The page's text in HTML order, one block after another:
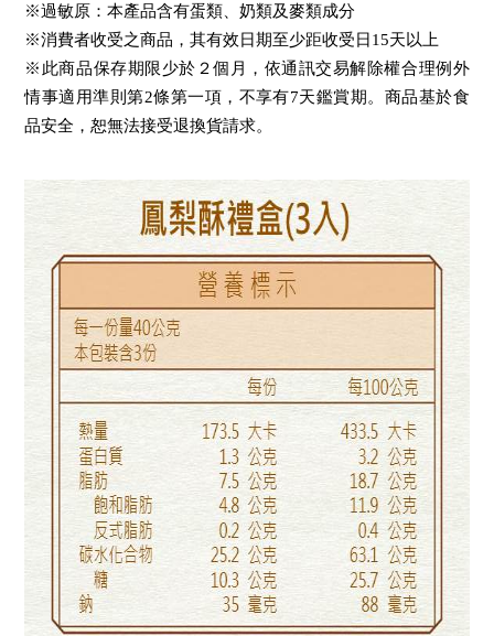
※過敏原：本產品含有蛋類、奶類及麥類成分
※消費者收受之商品，其有效日期至少距收受日15天以上
※此商品保存期限少於２個月，依通訊交易解除權合理例外
情事適用準則第2條第一項，不享有7天鑑賞期。商品基於食
品安全，恕無法接受退換貨請求。